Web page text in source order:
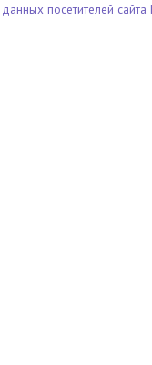
посетителей